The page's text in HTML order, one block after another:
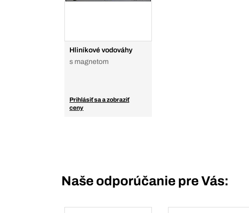
Hliníkové vodováhy
s magnetom
Prihlásiť sa a zobraziť
ceny
Naše odporúčanie pre Vás: